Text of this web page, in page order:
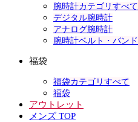
腕時計カテゴリすべて
デジタル腕時計
アナログ腕時計
腕時計ベルト・バンド
福袋
福袋カテゴリすべて
福袋
アウトレット
メンズ TOP